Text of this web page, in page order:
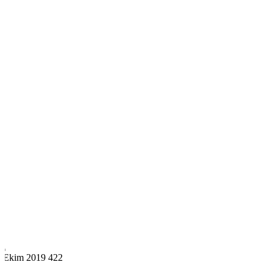
Ekim 2019 422